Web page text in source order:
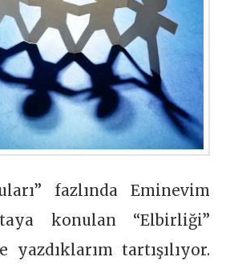
fazlında Eminevim
konulan “Elbirliği”
yazdıklarım tartışılıyor.